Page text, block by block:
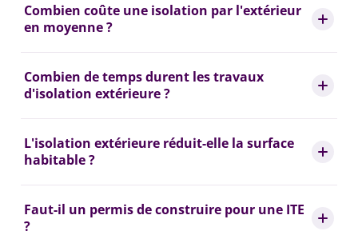
Combien coûte une isolation par l'extérieur
en moyenne ?
Combien de temps durent les travaux
d'isolation extérieure ?
L'isolation extérieure réduit-elle la surface
habitable ?
Faut-il un permis de construire pour une ITE
?